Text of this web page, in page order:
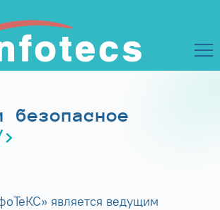
безопасное
является ведущим